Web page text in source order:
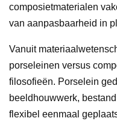
composietmaterialen
van aanpasbaarheid in
Vanuit
porseleinen versus
filosofieën. Porselein
beeldhouwwerk,
flexibel eenmaal